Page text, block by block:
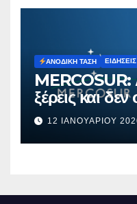
ΑΝΟΔΙΚΉ ΤΆΣΗ ΕΙΔΉΣΕΙΣ
MERCOSUR:
ξέρεις και
12 ΙΑΝΟΥΑΡΊΟΥ